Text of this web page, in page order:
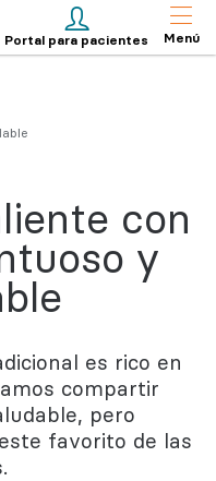
Portal para pacientes Menú
con
y
es rico en
compartir
pero
favorito de las